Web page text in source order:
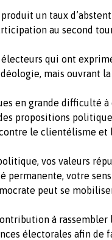
un taux
au second
qui ont
mais ouvrant
en grande difficulté
propositions
le clientélisme et
vos valeurs
permanente, votre
peut se
à rassembler
électorales afin de